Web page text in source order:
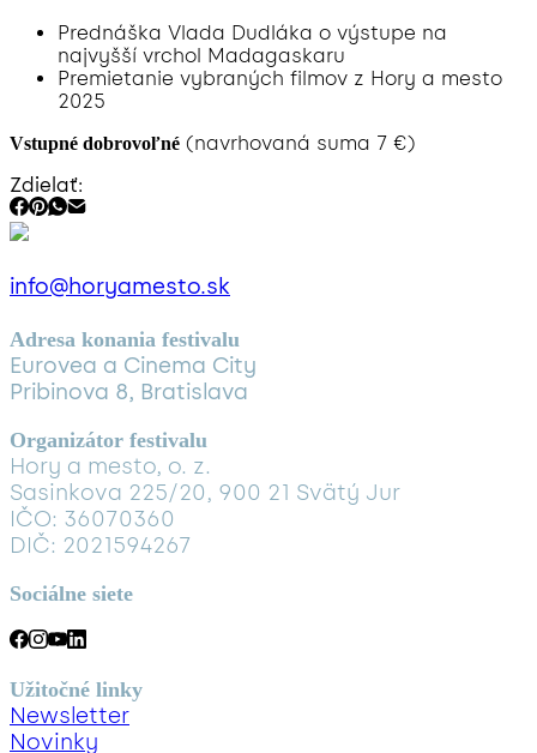
Prednáška Vlada Dudláka o výstupe na
najvyšší vrchol Madagaskaru
Premietanie vybraných filmov z Hory a mesto
2025
Vstupné dobrovoľné (navrhovaná suma 7 €)
Zdielať:
info@horyamesto.sk
Adresa konania festivalu
Eurovea a Cinema City
Pribinova 8, Bratislava
Organizátor festivalu
Hory a mesto, o. z.
Sasinkova 225/20, 900 21 Svätý Jur
IČO: 36070360
DIČ: 2021594267
Sociálne siete
Užitočné linky
Newsletter
Novinky